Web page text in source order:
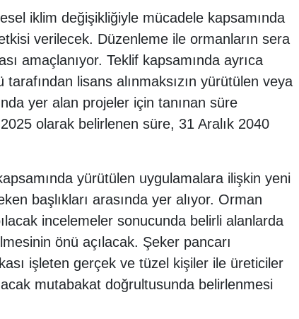
iklim değişikliğiyle mücadele kapsamında
verilecek. Düzenleme ile ormanların sera
amaçlanıyor. Teklif kapsamında ayrıca
lisans alınmaksızın yürütülen veya
yer alan projeler için tanınan süre
olarak belirlenen süre, 31 Aralık 2040
yürütülen uygulamalara ilişkin yeni
başlıkları arasında yer alıyor. Orman
incelemeler sonucunda belirli alanlarda
önü açılacak. Şeker pancarı
işleten gerçek ve tüzel kişiler ile üreticiler
mutabakat doğrultusunda belirlenmesi